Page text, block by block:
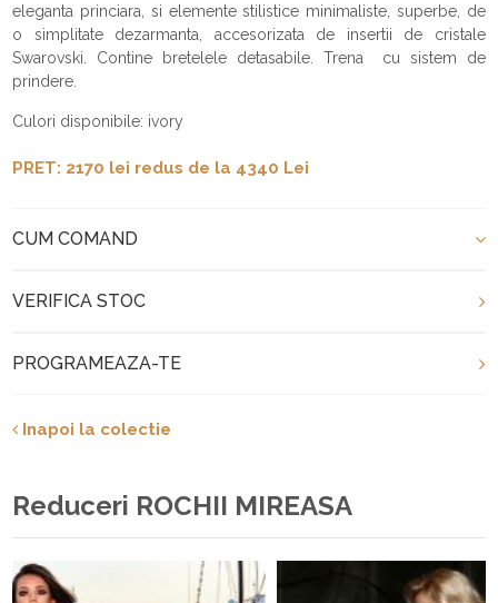
eleganta princiara, si elemente stilistice minimaliste, superbe, de
o simplitate dezarmanta, accesorizata de insertii de cristale
Swarovski. Contine bretelele detasabile. Trena cu sistem de
prindere.
Culori disponibile: ivory
PRET: 2170 lei redus de la 4340 Lei
CUM COMAND
VERIFICA STOC
PROGRAMEAZA-TE
Inapoi la colectie
Reduceri ROCHII MIREASA